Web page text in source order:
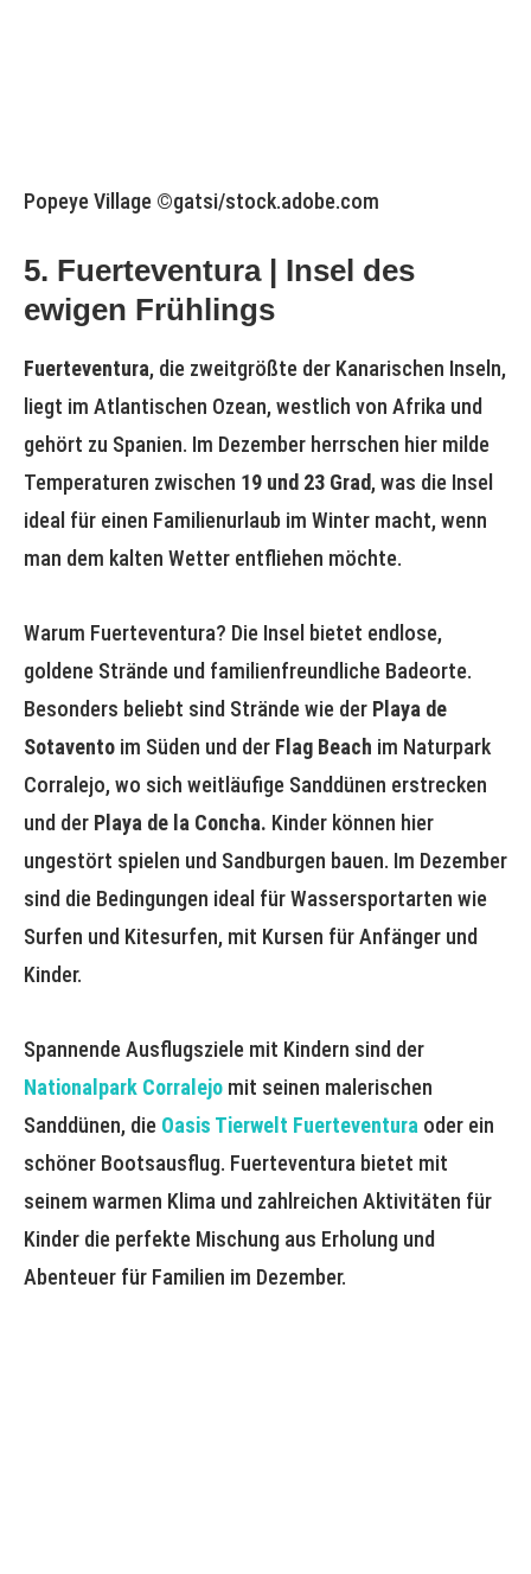
Popeye Village ©gatsi/stock.adobe.com
5. Fuerteventura | Insel des
ewigen Frühlings
Fuerteventura, die zweitgrößte der Kanarischen Inseln,
liegt im Atlantischen Ozean, westlich von Afrika und
gehört zu Spanien. Im Dezember herrschen hier milde
Temperaturen zwischen 19 und 23 Grad, was die Insel
ideal für einen Familienurlaub im Winter macht, wenn
man dem kalten Wetter entfliehen möchte.
Warum Fuerteventura? Die Insel bietet endlose,
goldene Strände und familienfreundliche Badeorte.
Besonders beliebt sind Strände wie der Playa de
Sotavento im Süden und der Flag Beach im Naturpark
Corralejo, wo sich weitläufige Sanddünen erstrecken
und der Playa de la Concha. Kinder können hier
ungestört spielen und Sandburgen bauen. Im Dezember
sind die Bedingungen ideal für Wassersportarten wie
Surfen und Kitesurfen, mit Kursen für Anfänger und
Kinder.
Spannende Ausflugsziele mit Kindern sind der
Nationalpark Corralejo mit seinen malerischen
Sanddünen, die Oasis Tierwelt Fuerteventura oder ein
schöner Bootsausflug. Fuerteventura bietet mit
seinem warmen Klima und zahlreichen Aktivitäten für
Kinder die perfekte Mischung aus Erholung und
Abenteuer für Familien im Dezember.